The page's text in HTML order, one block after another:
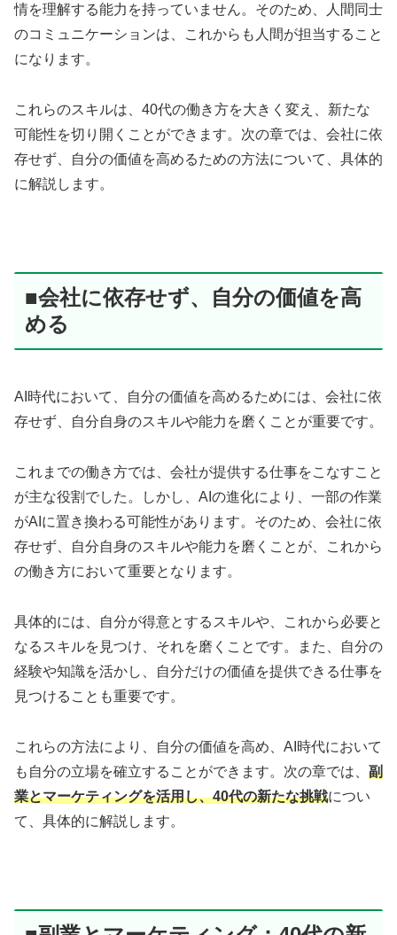
情を理解する能力を持っていません。そのため、人間同士
のコミュニケーションは、これからも人間が担当すること
になります。
これらのスキルは、40代の働き方を大きく変え、新たな
可能性を切り開くことができます。次の章では、会社に依
存せず、自分の価値を高めるための方法について、具体的
に解説します。
■会社に依存せず、自分の価値を高
める
AI時代において、自分の価値を高めるためには、会社に依
存せず、自分自身のスキルや能力を磨くことが重要です。
これまでの働き方では、会社が提供する仕事をこなすこと
が主な役割でした。しかし、AIの進化により、一部の作業
がAIに置き換わる可能性があります。そのため、会社に依
存せず、自分自身のスキルや能力を磨くことが、これから
の働き方において重要となります。
具体的には、自分が得意とするスキルや、これから必要と
なるスキルを見つけ、それを磨くことです。また、自分の
経験や知識を活かし、自分だけの価値を提供できる仕事を
見つけることも重要です。
これらの方法により、自分の価値を高め、AI時代において
も自分の立場を確立することができます。次の章では、 副
業とマーケティングを活用し、40代の新たな挑戦につい
て、具体的に解説します。